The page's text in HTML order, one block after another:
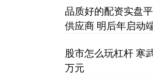
品质好的配资实盘
供应商 明后年启动
股市怎么玩杠杆 寒
万元